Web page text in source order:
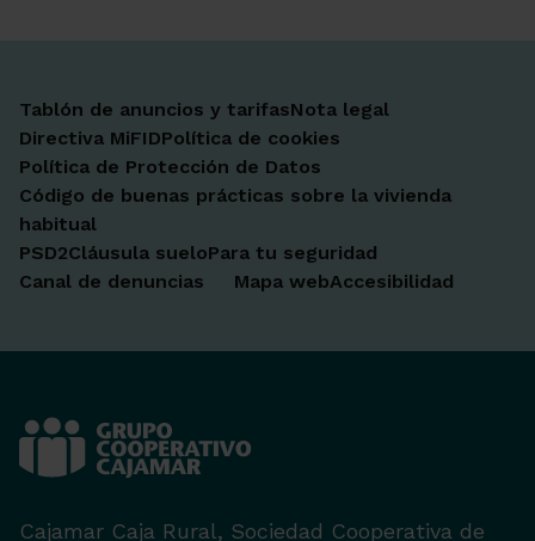
Tablón de anuncios y tarifasNota legal
Directiva MiFIDPolítica de cookies
Política de Protección de Datos
Código de buenas prácticas sobre la vivienda
habitual
PSD2Cláusula sueloPara tu seguridad
Canal de denuncias
Mapa webAccesibilidad
Cajamar Caja Rural, Sociedad Cooperativa de